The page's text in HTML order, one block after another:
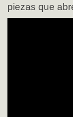
piezas que